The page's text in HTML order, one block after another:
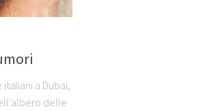
a Dubai,
delle